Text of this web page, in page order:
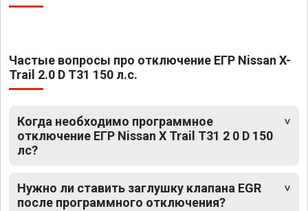
Частые вопросы про отключение ЕГР Nissan X-
Trail 2.0 D T31 150 л.с.
Когда необходимо программное
отключение ЕГР Nissan X Trail T31 2 0 D 150
лс?
Нужно ли ставить заглушку клапана EGR
после программного отключения?